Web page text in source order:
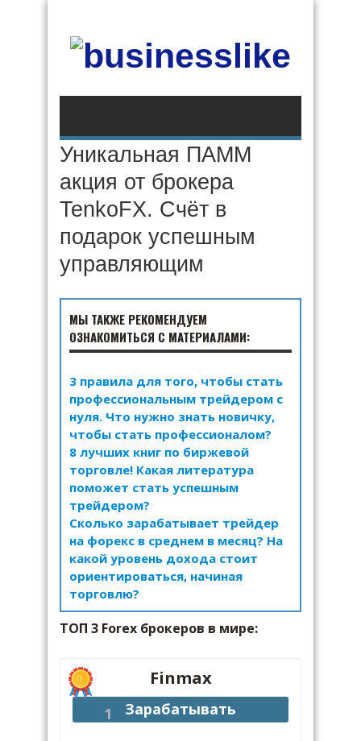
Уникальная ПАММ
акция от брокера
TenkoFX. Счёт в
подарок успешным
управляющим
МЫ ТАКЖЕ РЕКОМЕНДУЕМ
ОЗНАКОМИТЬСЯ С МАТЕРИАЛАМИ:
3 правила для того, чтобы стать
профессиональным трейдером с
нуля. Что нужно знать новичку,
чтобы стать профессионалом?
8 лучших книг по биржевой
торговле! Какая литература
поможет стать успешным
трейдером?
Сколько зарабатывает трейдер
на форекс в среднем в месяц? На
какой уровень дохода стоит
ориентироваться, начиная
торговлю?
ТОП 3 Forex брокеров в мире:
Finmax
Зарабатывать